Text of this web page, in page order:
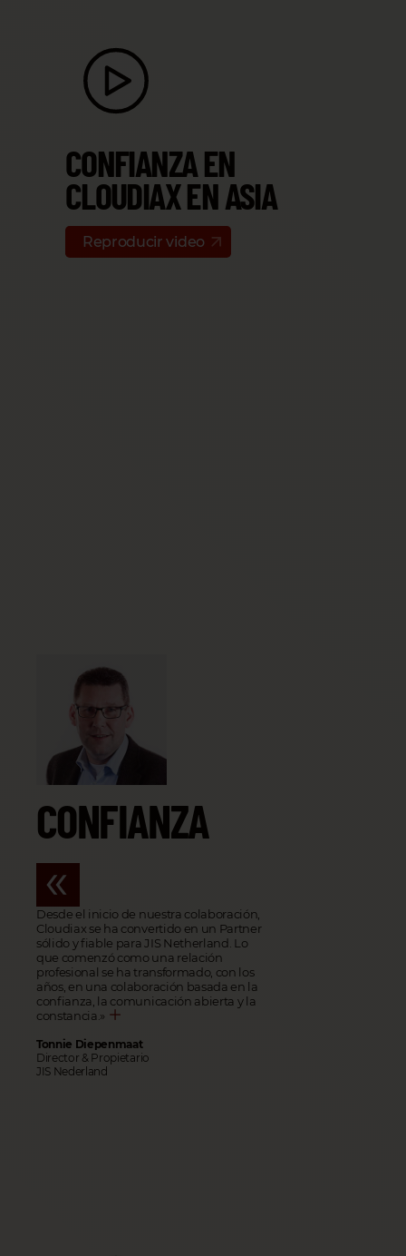
CONFIANZA EN
CLOUDIAX EN ASIA
Reproducir video
CONFIANZA
Desde el inicio de nuestra colaboración,
Cloudiax se ha convertido en un Partner
sólido y fiable para JIS Netherland. Lo
que comenzó como una relación
profesional se ha transformado, con los
años, en una colaboración basada en la
confianza, la comunicación abierta y la
constancia. »
Tonnie Diepenmaat
Director & Propietario
JIS Nederland